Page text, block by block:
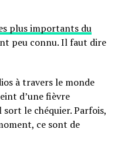
plus importants du
peu connu. Il faut dire
à travers le monde
d’une fièvre
le chéquier. Parfois,
ce sont de